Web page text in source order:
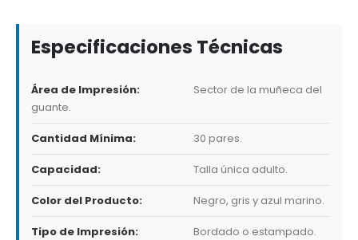
Especificaciones Técnicas
Área de Impresión:
Sector de la muñeca del
guante.
Cantidad Mínima: 30 pares.
Capacidad: Talla única adulto.
Color del Producto: Negro, gris y azul marino.
Tipo de Impresión: Bordado o estampado.